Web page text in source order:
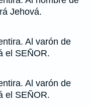
Jehová.
Al varón de
el SEÑOR.
Al varón de
el SEÑOR.